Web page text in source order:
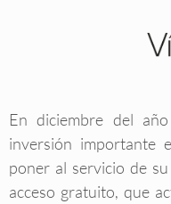
En diciembre del
inversión importante
poner al servicio de
acceso gratuito, que